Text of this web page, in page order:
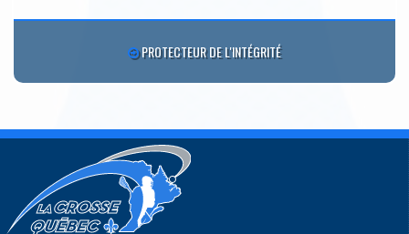
PROTECTEUR DE L'INTÉGRITÉ